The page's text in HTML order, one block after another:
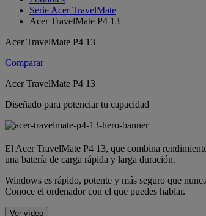
Serie Acer TravelMate
Acer TravelMate P4 13
Acer TravelMate P4 13
Comparar
Acer TravelMate P4 13
Diseñado para potenciar tu capacidad
El Acer TravelMate P4 13, que combina
una batería de carga rápida y larga duración.
Windows es rápido, potente y más seguro que
Conoce el ordenador con el que puedes hablar.
Ver vídeo